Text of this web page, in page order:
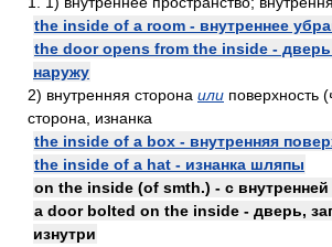
the inside of a room - внутреннее
the door opens from the inside -
наружу
2) внутренняя сторона или поверхность (
сторона, изнанка
the inside of a box - внутренняя
the inside of a hat - изнанка шляпы
on the inside (of smth.) - с
a door bolted on the inside - дверь,
изнутри